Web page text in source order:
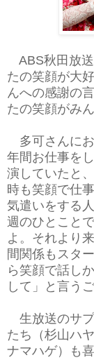
ABS秋田放
たの笑顔が大
んへの感謝の
たの笑顔がみ
多可さんにお
年間お仕事を
演していたと
時も笑顔で仕
気遣いをする
週のひとこと
よ。それより
間関係もスタ
ら笑顔で話し
して」と言う
生放送のサ
たち（杉山ハ
ナマハゲ）も